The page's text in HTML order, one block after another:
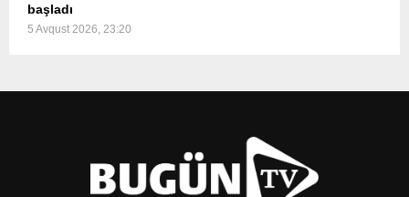
başladı
5 Avqust 2026, 23:20